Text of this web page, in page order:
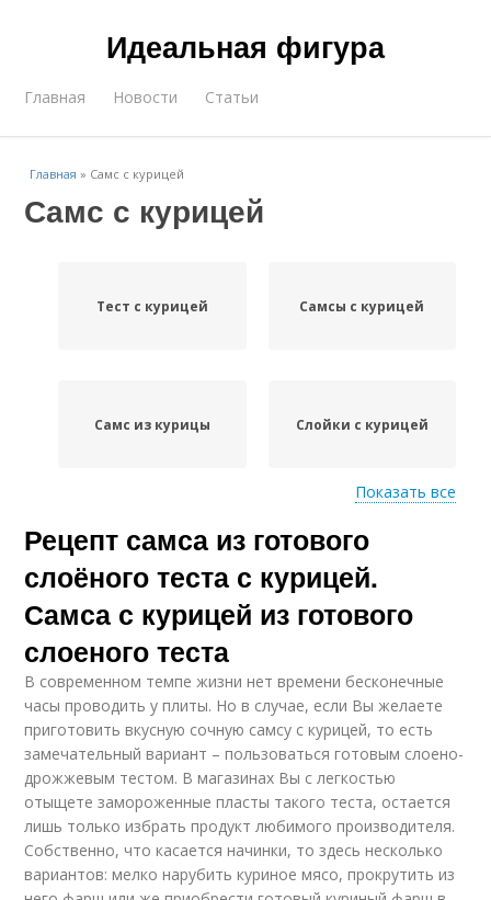
Идеальная фигура
Главная Новости Статьи
Главная » Самс с курицей
Самс с курицей
Тест с курицей Самсы с курицей
Самс из курицы Слойки с курицей
Самс с копченой
курицей
Курица с грибами
Показать все
Рецепт самса из готового
слоёного теста с курицей.
Самса с курицей из готового
слоеного теста
В современном темпе жизни нет времени бесконечные
часы проводить у плиты. Но в случае, если Вы желаете
приготовить вкусную сочную самсу с курицей, то есть
замечательный вариант – пользоваться готовым слоено-
дрожжевым тестом. В магазинах Вы с легкостью
отыщете замороженные пласты такого теста, остается
лишь только избрать продукт любимого производителя.
Собственно, что касается начинки, то здесь несколько
вариантов: мелко нарубить куриное мясо, прокрутить из